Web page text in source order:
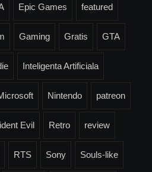
Epic Games featured
Gaming Gratis GTA
Inteligenta Artificiala
Nintendo patreon
Evil Retro review
RTS Sony Souls-like